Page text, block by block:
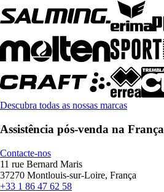
Descubra todas as nossas marcas
Assistência pós-venda na França
Contacte-nos
11 rue Bernard Maris
37270 Montlouis-sur-Loire, França
+33 1 86 47 62 58